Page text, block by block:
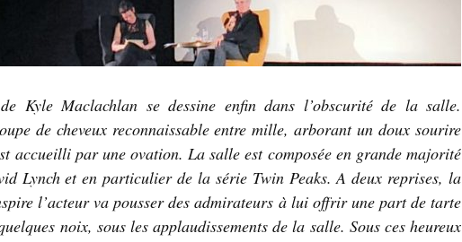
Kyle Maclachlan se dessine enfin dans l’obscurité de la salle.
de cheveux reconnaissable entre mille, arborant un doux sourire
accueilli par une ovation. La salle est composée en grande majorité
Lynch et en particulier de la série Twin Peaks. A deux reprises, la
l’acteur va pousser des admirateurs à lui offrir une part de tarte
noix, sous les applaudissements de la salle. Sous ces heureux